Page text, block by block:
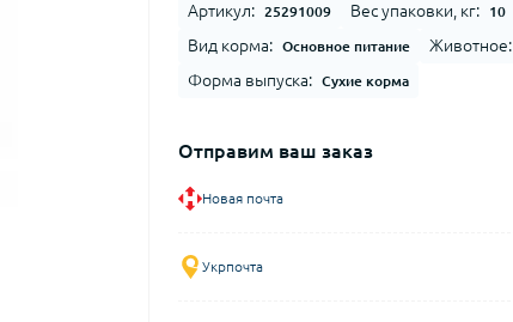
Артикул: 25291009 Вес упаковки, кг: 10
Вид корма: Основное питание Животное:
Форма выпуска: Сухие корма
Отправим ваш заказ
Новая почта
Укрпочта